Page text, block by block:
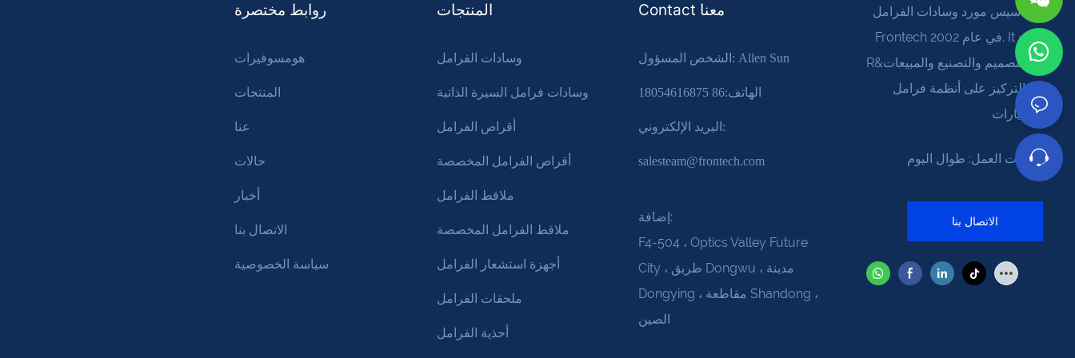
روابط مختصرة
هومسوفيرات
المنتجات
عنا
حالات
أخبار
الاتصال بنا
سياسة الخصوصية
المنتجات
وسادات الفرامل
وسادات فرامل السيرة الذاتية
أقراص الفرامل
أقراص الفرامل المخصصة
ملاقط الفرامل
ملاقط الفرامل المخصصة
أجهزة استشعار الفرامل
ملحقات الفرامل
أحذية الفرامل
Contact معنا
الشخص المسؤول: Allen Sun
الهاتف:86 18054616875
البريد الإلكتروني:
salesteam@frontech.com
إضافة:
F4-504 ، Optics Valley Future
City ، طريق Dongwu ، مدينة
Dongying ، مقاطعة Shandong ،
الصين
تم تأسيس مورد وسادات الفرامل
Frontech في عام 2002. It يدمج
R&د ـ التصميم والتصنيع والمبيعات
مع التركيز على أنظمة فرامل
السيارات
ساعات العمل: طوال اليوم
الاتصال بنا